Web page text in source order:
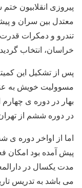
پیروزی انقلابیون
معتدل بین سران و
تندرو و دمکرات
خراسان، انتخاب
پس از تشکیل این
مسوولیت خویش به
بهار در دوره ی چهارم
در دوره ششم از
اما از اواخر دوره
پیش آمده بود امکان
مدت یکسال در
می باشد به تدریس